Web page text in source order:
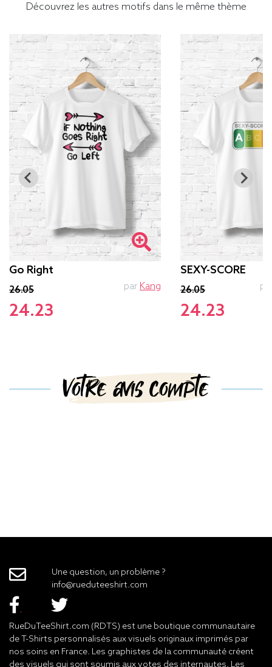
Découvrez les autres motifs dans le même thème
Go Right
26.05
24.23
par Kang
SEXY-SCORE
26.05
24.23
Votre avis compte
Une question, un problème ?
info@rueduteeshirt.com
RueDuTeeShirt.com (RDTS) est une boutique communautaire
de T-Shirts personnalisés aux visuels originaux imprimés par
nos soins en France. Les graphistes de la communauté créent